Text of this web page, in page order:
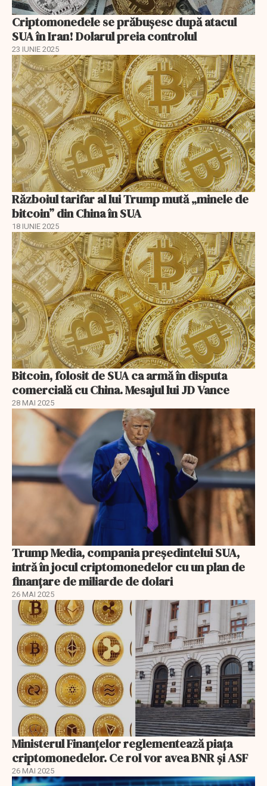
Criptomonedele se prăbușesc după atacul
SUA în Iran! Dolarul preia controlul
23 IUNIE 2025
Războiul tarifar al lui Trump mută „minele de
bitcoin” din China în SUA
18 IUNIE 2025
Bitcoin, folosit de SUA ca armă în disputa
comercială cu China. Mesajul lui JD Vance
28 MAI 2025
Trump Media, compania preşedintelui SUA,
intră în jocul criptomonedelor cu un plan de
finanțare de miliarde de dolari
26 MAI 2025
Ministerul Finanţelor reglementează piaţa
criptomonedelor. Ce rol vor avea BNR şi ASF
26 MAI 2025